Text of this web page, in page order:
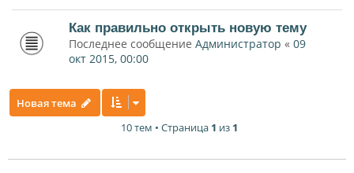
Как правильно открыть новую тему
Последнее сообщение Администратор « 09
окт 2015, 00:00
Новая тема
10 тем • Страница 1 из 1